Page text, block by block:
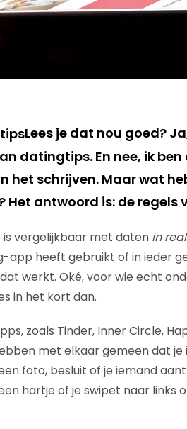
Lees je dat nou goed?
datingtips. En nee, ik
schrijven. Maar wat
Het antwoord is: de
vergelijkbaar met daten in
app heeft gebruikt of in ieder
werkt. Oké, voor wie echt
in het kort dan.
zoals Tinder, Inner Circle,
met elkaar gemeen dat
foto, besluit of je iemand
hartje of je swipet naar links